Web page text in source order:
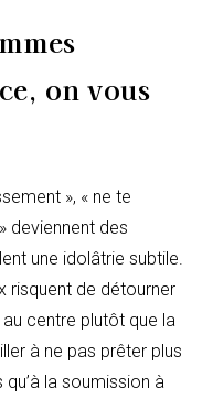
on vous
», « ne te
deviennent des
une idolâtrie subtile.
risquent de détourner
au centre plutôt que la
à ne pas prêter plus
la soumission à